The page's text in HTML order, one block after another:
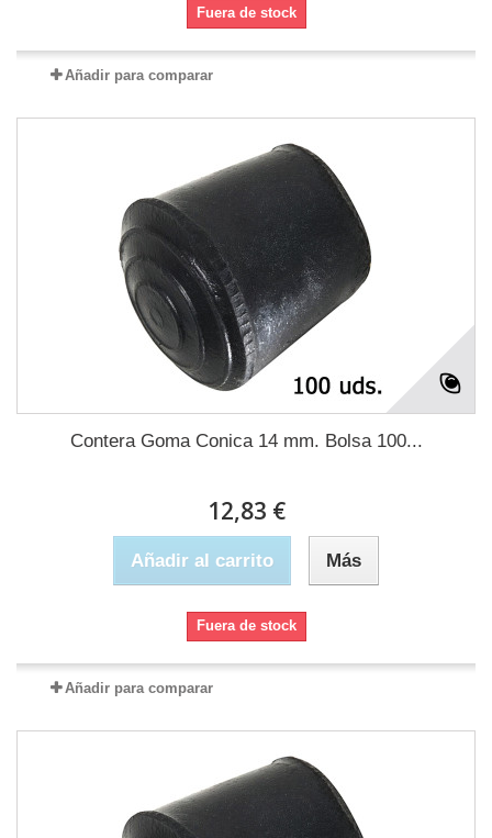
Fuera de stock
Añadir para comparar
Contera Goma Conica 14 mm. Bolsa 100...
12,83 €
Añadir al carrito Más
Fuera de stock
Añadir para comparar